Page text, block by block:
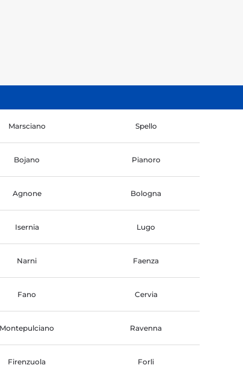
Marsciano Spello
Bojano Pianoro
Agnone Bologna
Isernia Lugo
Narni Faenza
Fano Cervia
Montepulciano Ravenna
Firenzuola Forli